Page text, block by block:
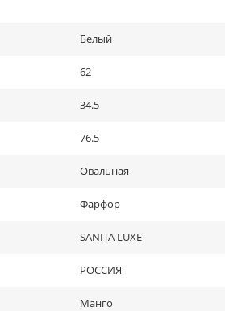
Белый
62
34.5
76.5
Овальная
Фарфор
SANITA LUXE
РОССИЯ
Манго